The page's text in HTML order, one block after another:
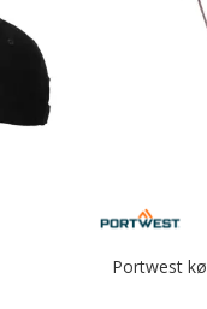
Portwest